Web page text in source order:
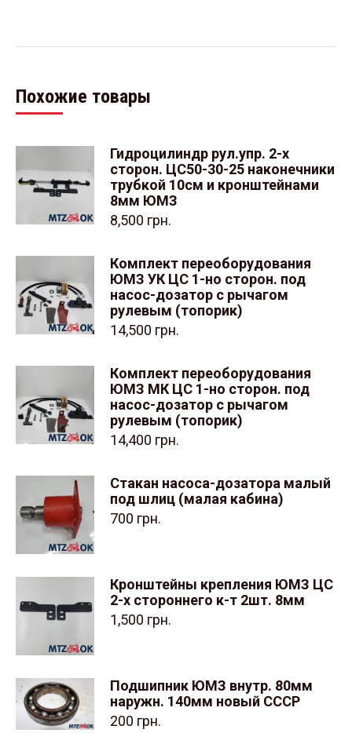
Похожие товары
Гидроцилиндр рул.упр. 2-х
сторон. ЦС50-30-25 наконечники
трубкой 10см и кронштейнами
8мм ЮМЗ
8,500 грн.
Комплект переоборудования
ЮМЗ УК ЦС 1-но сторон. под
насос-дозатор с рычагом
рулевым (топорик)
14,500 грн.
Комплект переоборудования
ЮМЗ МК ЦС 1-но сторон. под
насос-дозатор с рычагом
рулевым (топорик)
14,400 грн.
Стакан насоса-дозатора малый
под шлиц (малая кабина)
700 грн.
Кронштейны крепления ЮМЗ ЦС
2-х стороннего к-т 2шт. 8мм
1,500 грн.
Подшипник ЮМЗ внутр. 80мм
наружн. 140мм новый СССР
200 грн.